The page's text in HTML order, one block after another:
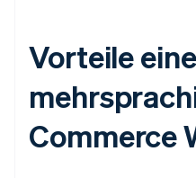
Vorteile
Commerce